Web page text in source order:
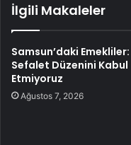
İlgili Makaleler
Samsun’daki Emekliler:
Sefalet Düzenini Kabul
Etmiyoruz
Ağustos 7, 2026